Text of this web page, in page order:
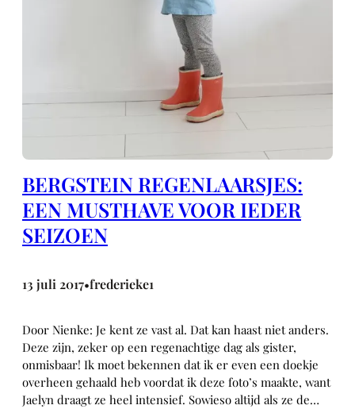
BERGSTEIN REGENLAARSJES:
EEN MUSTHAVE VOOR IEDER
SEIZOEN
13 juli 2017•frederieke1
Door Nienke: Je kent ze vast al. Dat kan haast niet anders.
Deze zijn, zeker op een regenachtige dag als gister,
onmisbaar! Ik moet bekennen dat ik er even een doekje
overheen gehaald heb voordat ik deze foto’s maakte, want
Jaelyn draagt ze heel intensief. Sowieso altijd als ze de…